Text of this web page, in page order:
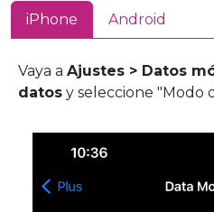
iPhone Android
Vaya a Ajustes > Datos
datos y seleccione "Modo